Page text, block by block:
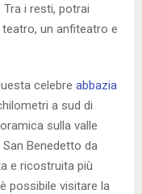
Tra i resti, potrai
un anfiteatro e
celebre abbazia
a sud di
sulla valle
Benedetto da
e ricostruita più
possibile visitare la